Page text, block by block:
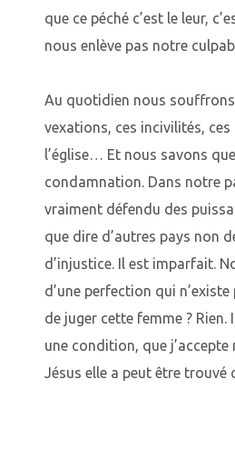
que ce péché c’est le leur,
nous enlève pas notre
Au quotidien nous souffrons
vexations, ces incivilités,
l’église… Et nous savons
condamnation. Dans notre
vraiment défendu des
que dire d’autres pays non
d’injustice. Il est imparfait.
d’une perfection qui
de juger cette femme ?
une condition, que
Jésus elle a peut être trouvé